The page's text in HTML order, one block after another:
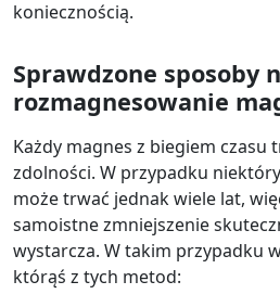
koniecznością.
Sprawdzone sposoby
rozmagnesowanie
Każdy magnes z biegiem
zdolności. W przypadku
może trwać jednak wiele lat,
samoistne zmniejszenie
wystarcza. W takim przypadku
którąś z tych metod: